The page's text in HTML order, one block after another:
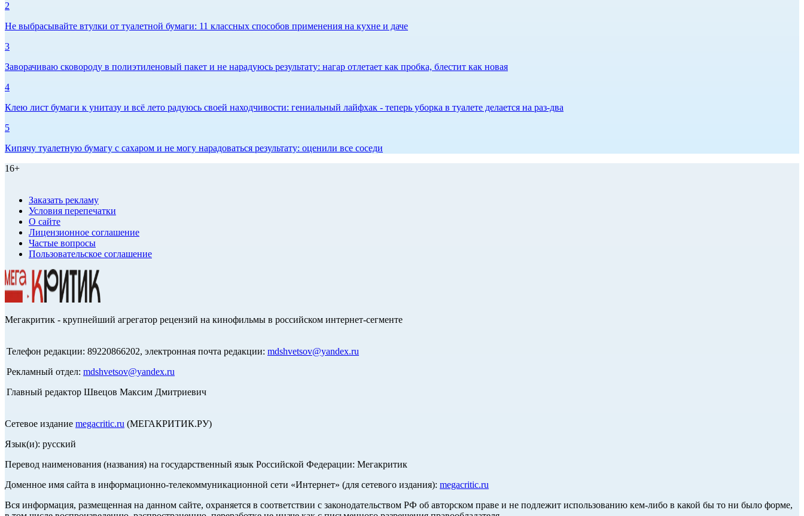
2
Не выбрасывайте втулки от туалетной бумаги: 11 классных способов применения на кухне и даче
3
Заворачиваю сковороду в полиэтиленовый пакет и не нарадуюсь результату: нагар отлетает как пробка, блестит как новая
4
Клею лист бумаги к унитазу и всё лето радуюсь своей находчивости: гениальный лайфхак - теперь уборка в туалете делается на раз-два
5
Кипячу туалетную бумагу с сахаром и не могу нарадоваться результату: оценили все соседи
16+
Заказать рекламу
Условия перепечатки
О сайте
Лицензионное соглашение
Частые вопросы
Пользовательское соглашение
Мегакритик - крупнейший агрегатор рецензий на кинофильмы в российском интернет-сегменте
Телефон редакции: 89220866202, электронная почта редакции: mdshvetsov@yandex.ru
Рекламный отдел: mdshvetsov@yandex.ru
Главный редактор Швецов Максим Дмитриевич
Сетевое издание megacritic.ru (МЕГАКРИТИК.РУ)
Язык(и): русский
Перевод наименования (названия) на государственный язык Российской Федерации: Мегакритик
Доменное имя сайта в информационно-телекоммуникационной сети «Интернет» (для сетевого издания): megacritic.ru
Вся информация, размещенная на данном сайте, охраняется в соответствии с законодательством РФ об авторском праве и не подлежит использованию кем-либо в какой бы то ни было форме,